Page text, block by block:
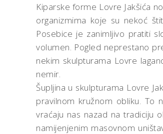
Kiparske forme Lovre Jakšića
organizmima koje su nekoć
Posebice je zanimljivo pratiti
volumen. Pogled neprestano
nekim skulpturama Lovre
nemir.
Šupljina u skulpturama Lovre
pravilnom kružnom obliku. To
vraćaju nas nazad na tradiciju
namijenjenim masovnom